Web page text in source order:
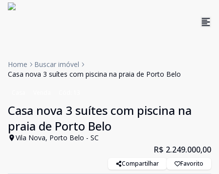
Home
Buscar imóvel
Casa nova 3 suítes com piscina na praia de Porto Belo
Casa nova 3 suítes com piscina na
praia de Porto Belo
Vila Nova, Porto Belo - SC
R$ 2.249.000,00
Compartilhar Favorito